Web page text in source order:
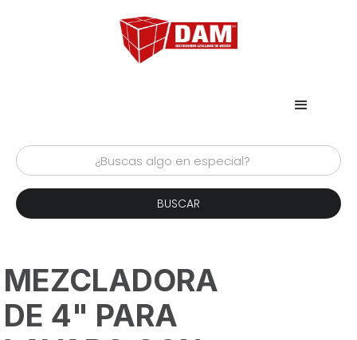
MEZCLADORA
DE 4" PARA